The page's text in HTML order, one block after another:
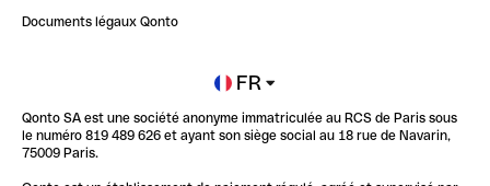
Impact de l'IA sur les carrières/productivité
Newsroom
Glossaire finance
Documents légaux Qonto
FR
Qonto SA est une société anonyme immatriculée au RCS de Paris sous
le numéro 819 489 626 et ayant son siège social au 18 rue de Navarin,
75009 Paris.